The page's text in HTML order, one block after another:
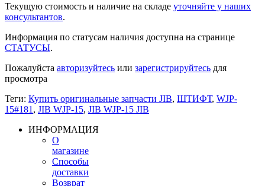
Текущую стоимость и наличие на складе уточняйте у наших
консультантов.
Информация по статусам наличия доступна на странице
СТАТУСЫ.
Пожалуйста авторизуйтесь или зарегистрируйтесь для
просмотра
Теги: Купить оригинальные запчасти JIB, ШТИФТ, WJP-
15#181 , JIB WJP-15, JIB WJP-15 JIB
ИНФОРМАЦИЯ
О
магазине
Способы
доставки
Возврат